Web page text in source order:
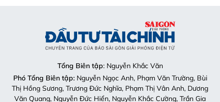
Tổng Biên tập: Nguyễn Khắc Văn
Phó Tổng Biên tập:Nguyễn Ngọc Anh, Phạm Văn Trường, Bùi
Thị Hồng Sương, Trương Đức Nghĩa, Phạm Thị Vân Anh, Dương
Văn Quang, Nguyễn Đức Hiển, Nguyễn Khắc Cường, Trần Gia